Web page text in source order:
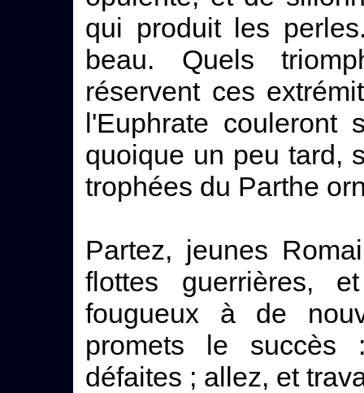
qui produit les
beau. Quels
réservent ces
l'Euphrate
quoique un peu tard,
trophées du Parthe
Partez, jeunes
flottes guerrières,
fougueux à de
promets le succès
défaites ; allez, et